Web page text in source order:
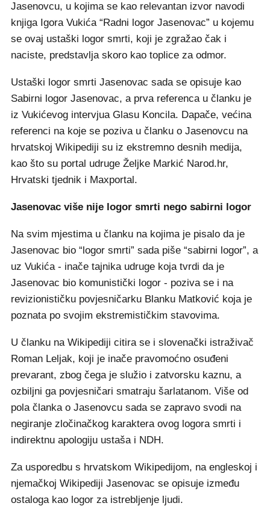
Jasenovcu, u kojima se kao relevantan izvor navodi
knjiga Igora Vukića “Radni logor Jasenovac” u kojemu
se ovaj ustaški logor smrti, koji je zgražao čak i
naciste, predstavlja skoro kao toplice za odmor.
Ustaški logor smrti Jasenovac sada se opisuje kao
Sabirni logor Jasenovac, a prva referenca u članku je
iz Vukićevog intervjua Glasu Koncila. Dapače, većina
referenci na koje se poziva u članku o Jasenovcu na
hrvatskoj Wikipediji su iz ekstremno desnih medija,
kao što su portal udruge Željke Markić Narod.hr,
Hrvatski tjednik i Maxportal.
Jasenovac više nije logor smrti nego sabirni logor
Na svim mjestima u članku na kojima je pisalo da je
Jasenovac bio “logor smrti” sada piše “sabirni logor”, a
uz Vukića - inače tajnika udruge koja tvrdi da je
Jasenovac bio komunistički logor - poziva se i na
revizionističku povjesničarku Blanku Matković koja je
poznata po svojim ekstremističkim stavovima.
U članku na Wikipediji citira se i slovenački istraživač
Roman Leljak, koji je inače pravomoćno osuđeni
prevarant, zbog čega je služio i zatvorsku kaznu, a
ozbiljni ga povjesničari smatraju šarlatanom. Više od
pola članka o Jasenovcu sada se zapravo svodi na
negiranje zločinačkog karaktera ovog logora smrti i
indirektnu apologiju ustaša i NDH.
Za usporedbu s hrvatskom Wikipedijom, na engleskoj i
njemačkoj Wikipediji Jasenovac se opisuje između
ostaloga kao logor za istrebljenje ljudi.